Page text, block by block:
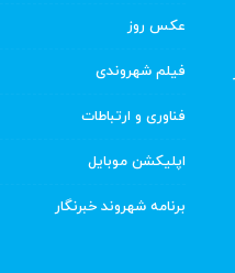
عکس روز
فیلم شهروندی
فناوری و ارتباطات
اپلیکشن موبایل
برنامه شهروند خبرنگار